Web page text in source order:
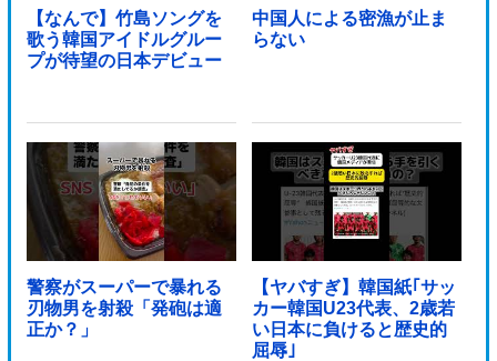
【なんで】竹島ソングを
歌う韓国アイドルグルー
プが待望の日本デビュー
中国人による密漁が止ま
らない
警察がスーパーで暴れる
刃物男を射殺「発砲は適
正か？」
【ヤバすぎ】韓国紙｢サッ
カー韓国U23代表、2歳若
い日本に負けると歴史的
屈辱｣